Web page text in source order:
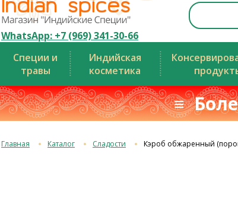
WhatsApp: +7 (969) 341-30-66
Специи и
травы
Индийская
косметика
≡
Главная Каталог Сладости Кэроб обжаренный